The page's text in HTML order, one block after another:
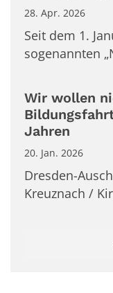
28. Apr. 2026
Seit dem 1.
sogenannten
Wir wollen
Jahren
20. Jan. 2026
Dresden-
Kreuznach /